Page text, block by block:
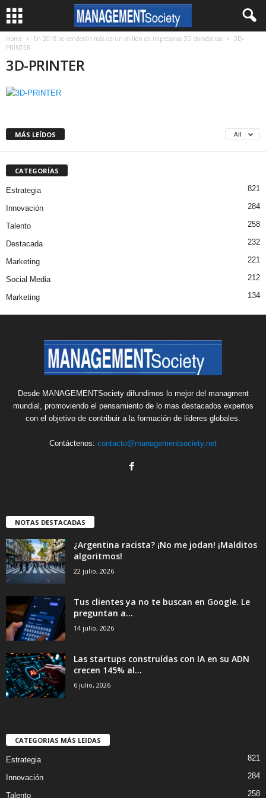
Home En 2018 se venderán más de un millón de impresoras 3D domésticas
3D-
PRINTER
3D-PRINTER
MÁS LEÍDOS All
CATEGORÍAS
Estrategia 821
Innovación 284
Talento 258
Destacada 232
Marketing 221
Social Media 212
Marketing 134
Desde MANAGEMENTSociety difundimos lo mejor del managment
mundial, promoviendo el pensamiento de lo mas destacados expertos
con el objetivo de contribuir a la formación de líderes globales.
Contáctenos: contacto@managementsociety.net
NOTAS DESTACADAS
¿Argentina racista? ¡No me jodan! ¡Malditos
algoritmos!
22 julio, 2026
Tus clientes ya no te buscan en Google. Le
preguntan a...
14 julio, 2026
Las startups construídas con IA en su ADN
crecen 145% al...
6 julio, 2026
CATEGORIAS MÁS LEIDAS
Estrategia 821
Innovación 284
Talento 258